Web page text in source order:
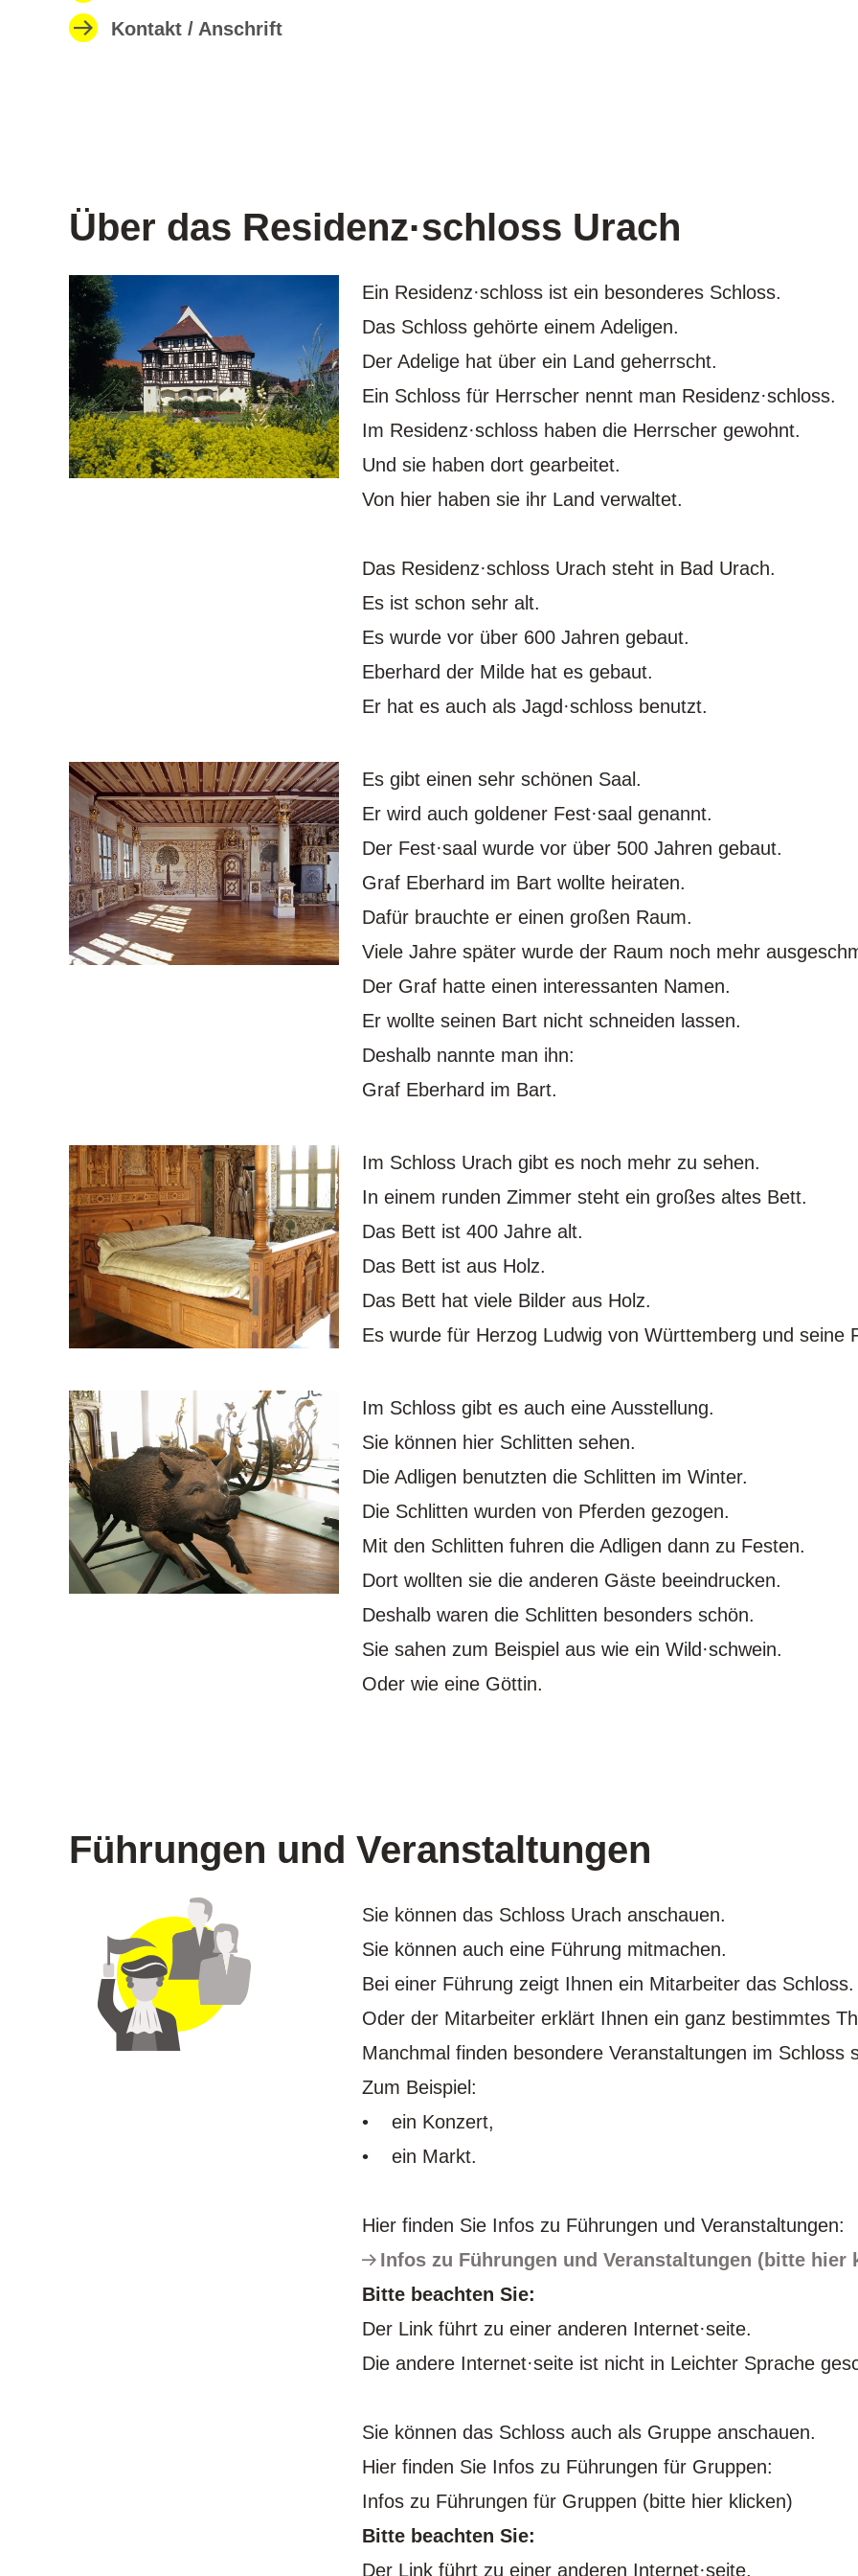
Kontakt / Anschrift
Über das Residenz·schloss Urach
Ein Residenz·schloss ist ein besonderes Schloss.
Das Schloss gehörte einem Adeligen.
Der Adelige hat über ein Land geherrscht.
Ein Schloss für Herrscher nennt man Residenz·schloss.
Im Residenz·schloss haben die Herrscher gewohnt.
Und sie haben dort gearbeitet.
Von hier haben sie ihr Land verwaltet.
Das Residenz·schloss Urach steht in Bad Urach.
Es ist schon sehr alt.
Es wurde vor über 600 Jahren gebaut.
Eberhard der Milde hat es gebaut.
Er hat es auch als Jagd·schloss benutzt.
Es gibt einen sehr schönen Saal.
Er wird auch goldener Fest·saal genannt.
Der Fest·saal wurde vor über 500 Jahren gebaut.
Graf Eberhard im Bart wollte heiraten.
Dafür brauchte er einen großen Raum.
Viele Jahre später wurde der Raum noch mehr
Der Graf hatte einen interessanten Namen.
Er wollte seinen Bart nicht schneiden lassen.
Deshalb nannte man ihn:
Graf Eberhard im Bart.
Im Schloss Urach gibt es noch mehr zu sehen.
In einem runden Zimmer steht ein großes altes Bett.
Das Bett ist 400 Jahre alt.
Das Bett ist aus Holz.
Das Bett hat viele Bilder aus Holz.
Es wurde für Herzog Ludwig von Württemberg und seine
Im Schloss gibt es auch eine Ausstellung.
Sie können hier Schlitten sehen.
Die Adligen benutzten die Schlitten im Winter.
Die Schlitten wurden von Pferden gezogen.
Mit den Schlitten fuhren die Adligen dann zu Festen.
Dort wollten sie die anderen Gäste beeindrucken.
Deshalb waren die Schlitten besonders schön.
Sie sahen zum Beispiel aus wie ein Wild·schwein.
Oder wie eine Göttin.
Führungen und Veranstaltungen
Sie können das Schloss Urach anschauen.
Sie können auch eine Führung mitmachen.
Bei einer Führung zeigt Ihnen ein Mitarbeiter das Schloss.
Oder der Mitarbeiter erklärt Ihnen ein ganz bestimmtes
Manchmal finden besondere Veranstaltungen im Schloss
Zum Beispiel:
• ein Konzert,
• ein Markt.
Hier finden Sie Infos zu Führungen und Veranstaltungen:
Infos zu Führungen und Veranstaltungen (bitte hier
Bitte beachten Sie:
Der Link führt zu einer anderen Internet·seite.
Die andere Internet·seite ist nicht in Leichter Sprache
Sie können das Schloss auch als Gruppe anschauen.
Hier finden Sie Infos zu Führungen für Gruppen:
Infos zu Führungen für Gruppen (bitte hier klicken)
Bitte beachten Sie:
Der Link führt zu einer anderen Internet·seite.